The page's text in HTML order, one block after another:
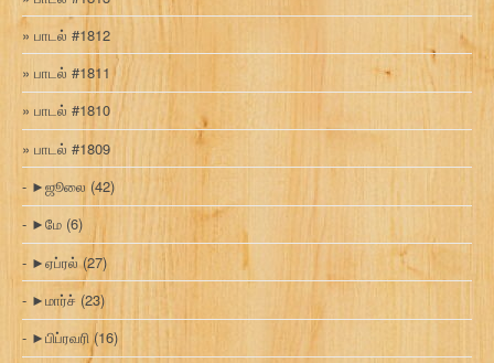
பாடல் #1812
பாடல் #1811
பாடல் #1810
பாடல் #1809
►ஜூலை (42)
►மே (6)
►ஏப்ரல் (27)
►மார்ச் (23)
►பிப்ரவரி(16)